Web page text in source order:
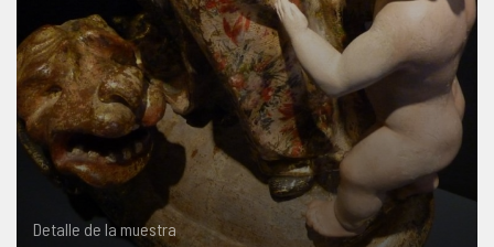
Detalle de la muestra